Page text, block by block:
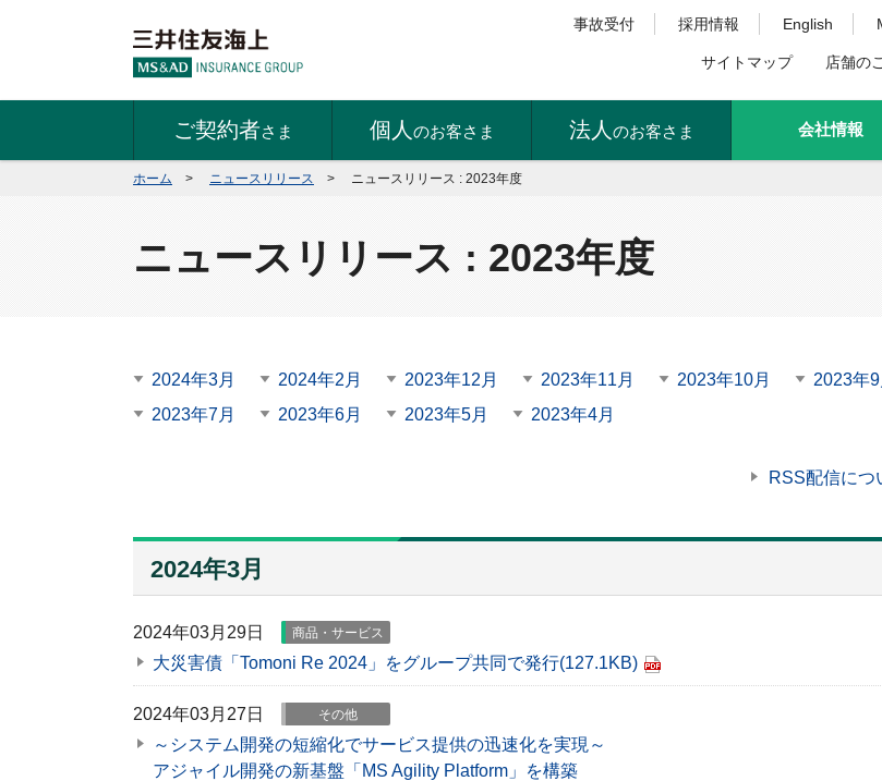
ご契約者さま 個人 のお客さま 法人 のお客さま 会社情報
サイトマップ 店舗の
事故受付 採用情報 English
ホーム > ニュースリリース > ニュースリリース : 2023年度
ニュースリリース : 2023年度
2024年3月 2024年2月 2023年12月 2023年11月 2023年10月 2023年9
2023年7月
2023年6月 2023年5月 2023年4月
RSS配信につ
2024年3月
2024年03月29日 商品・サービス
大災害債「Tomoni Re 2024」をグループ共同で発行(127.1KB)
2024年03月27日 その他
～システム開発の短縮化でサービス提供の迅速化を実現～
アジャイル開発の新基盤「MS Agility Platform」を構築